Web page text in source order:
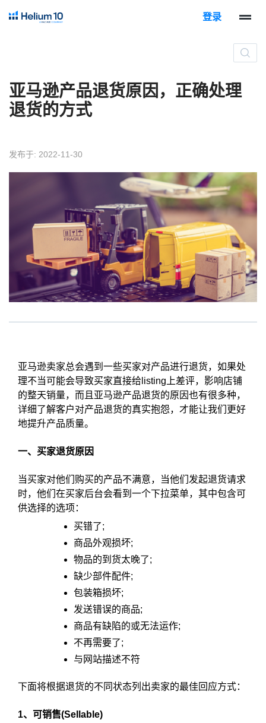
登录
亚马逊产品退货原因，正确处理
退货的方式
发布于: 2022-11-30
亚马逊卖家总会遇到一些买家对产品进行退货，如果处
理不当可能会导致买家直接给listing上差评，影响店铺
的整天销量，而且亚马逊产品退货的原因也有很多种，
详细了解客户对产品退货的真实抱怨，才能让我们更好
地提升产品质量。
一、买家退货原因
当买家对他们购买的产品不满意，当他们发起退货请求
时，他们在买家后台会看到一个下拉菜单，其中包含可
供选择的选项：
买错了;
商品外观损坏;
物品的到货太晚了;
缺少部件配件;
包装箱损坏;
发送错误的商品;
商品有缺陷的或无法运作;
不再需要了;
与网站描述不符
下面将根据退货的不同状态列出卖家的最佳回应方式：
1、可销售(Sellable)